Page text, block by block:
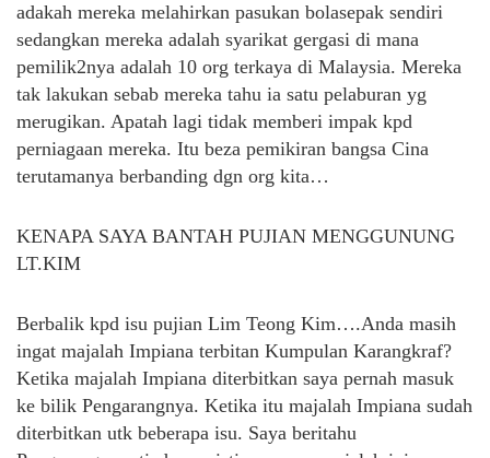
adakah mereka melahirkan pasukan bolasepak sendiri
sedangkan mereka adalah syarikat gergasi di mana
pemilik2nya adalah 10 org terkaya di Malaysia. Mereka
tak lakukan sebab mereka tahu ia satu pelaburan yg
merugikan. Apatah lagi tidak memberi impak kpd
perniagaan mereka. Itu beza pemikiran bangsa Cina
terutamanya berbanding dgn org kita…
KENAPA SAYA BANTAH PUJIAN MENGGUNUNG
LT.KIM
Berbalik kpd isu pujian Lim Teong Kim….Anda masih
ingat majalah Impiana terbitan Kumpulan Karangkraf?
Ketika majalah Impiana diterbitkan saya pernah masuk
ke bilik Pengarangnya. Ketika itu majalah Impiana sudah
diterbitkan utk beberapa isu. Saya beritahu